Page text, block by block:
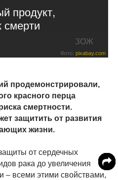
продукт,
ЗОЖ
Фото: pixabay.com
продемонстрировали,
красного перца
смертности.
защитить от развития
жизни.
от сердечных
рака до увеличения
– всеми этими свойствами,